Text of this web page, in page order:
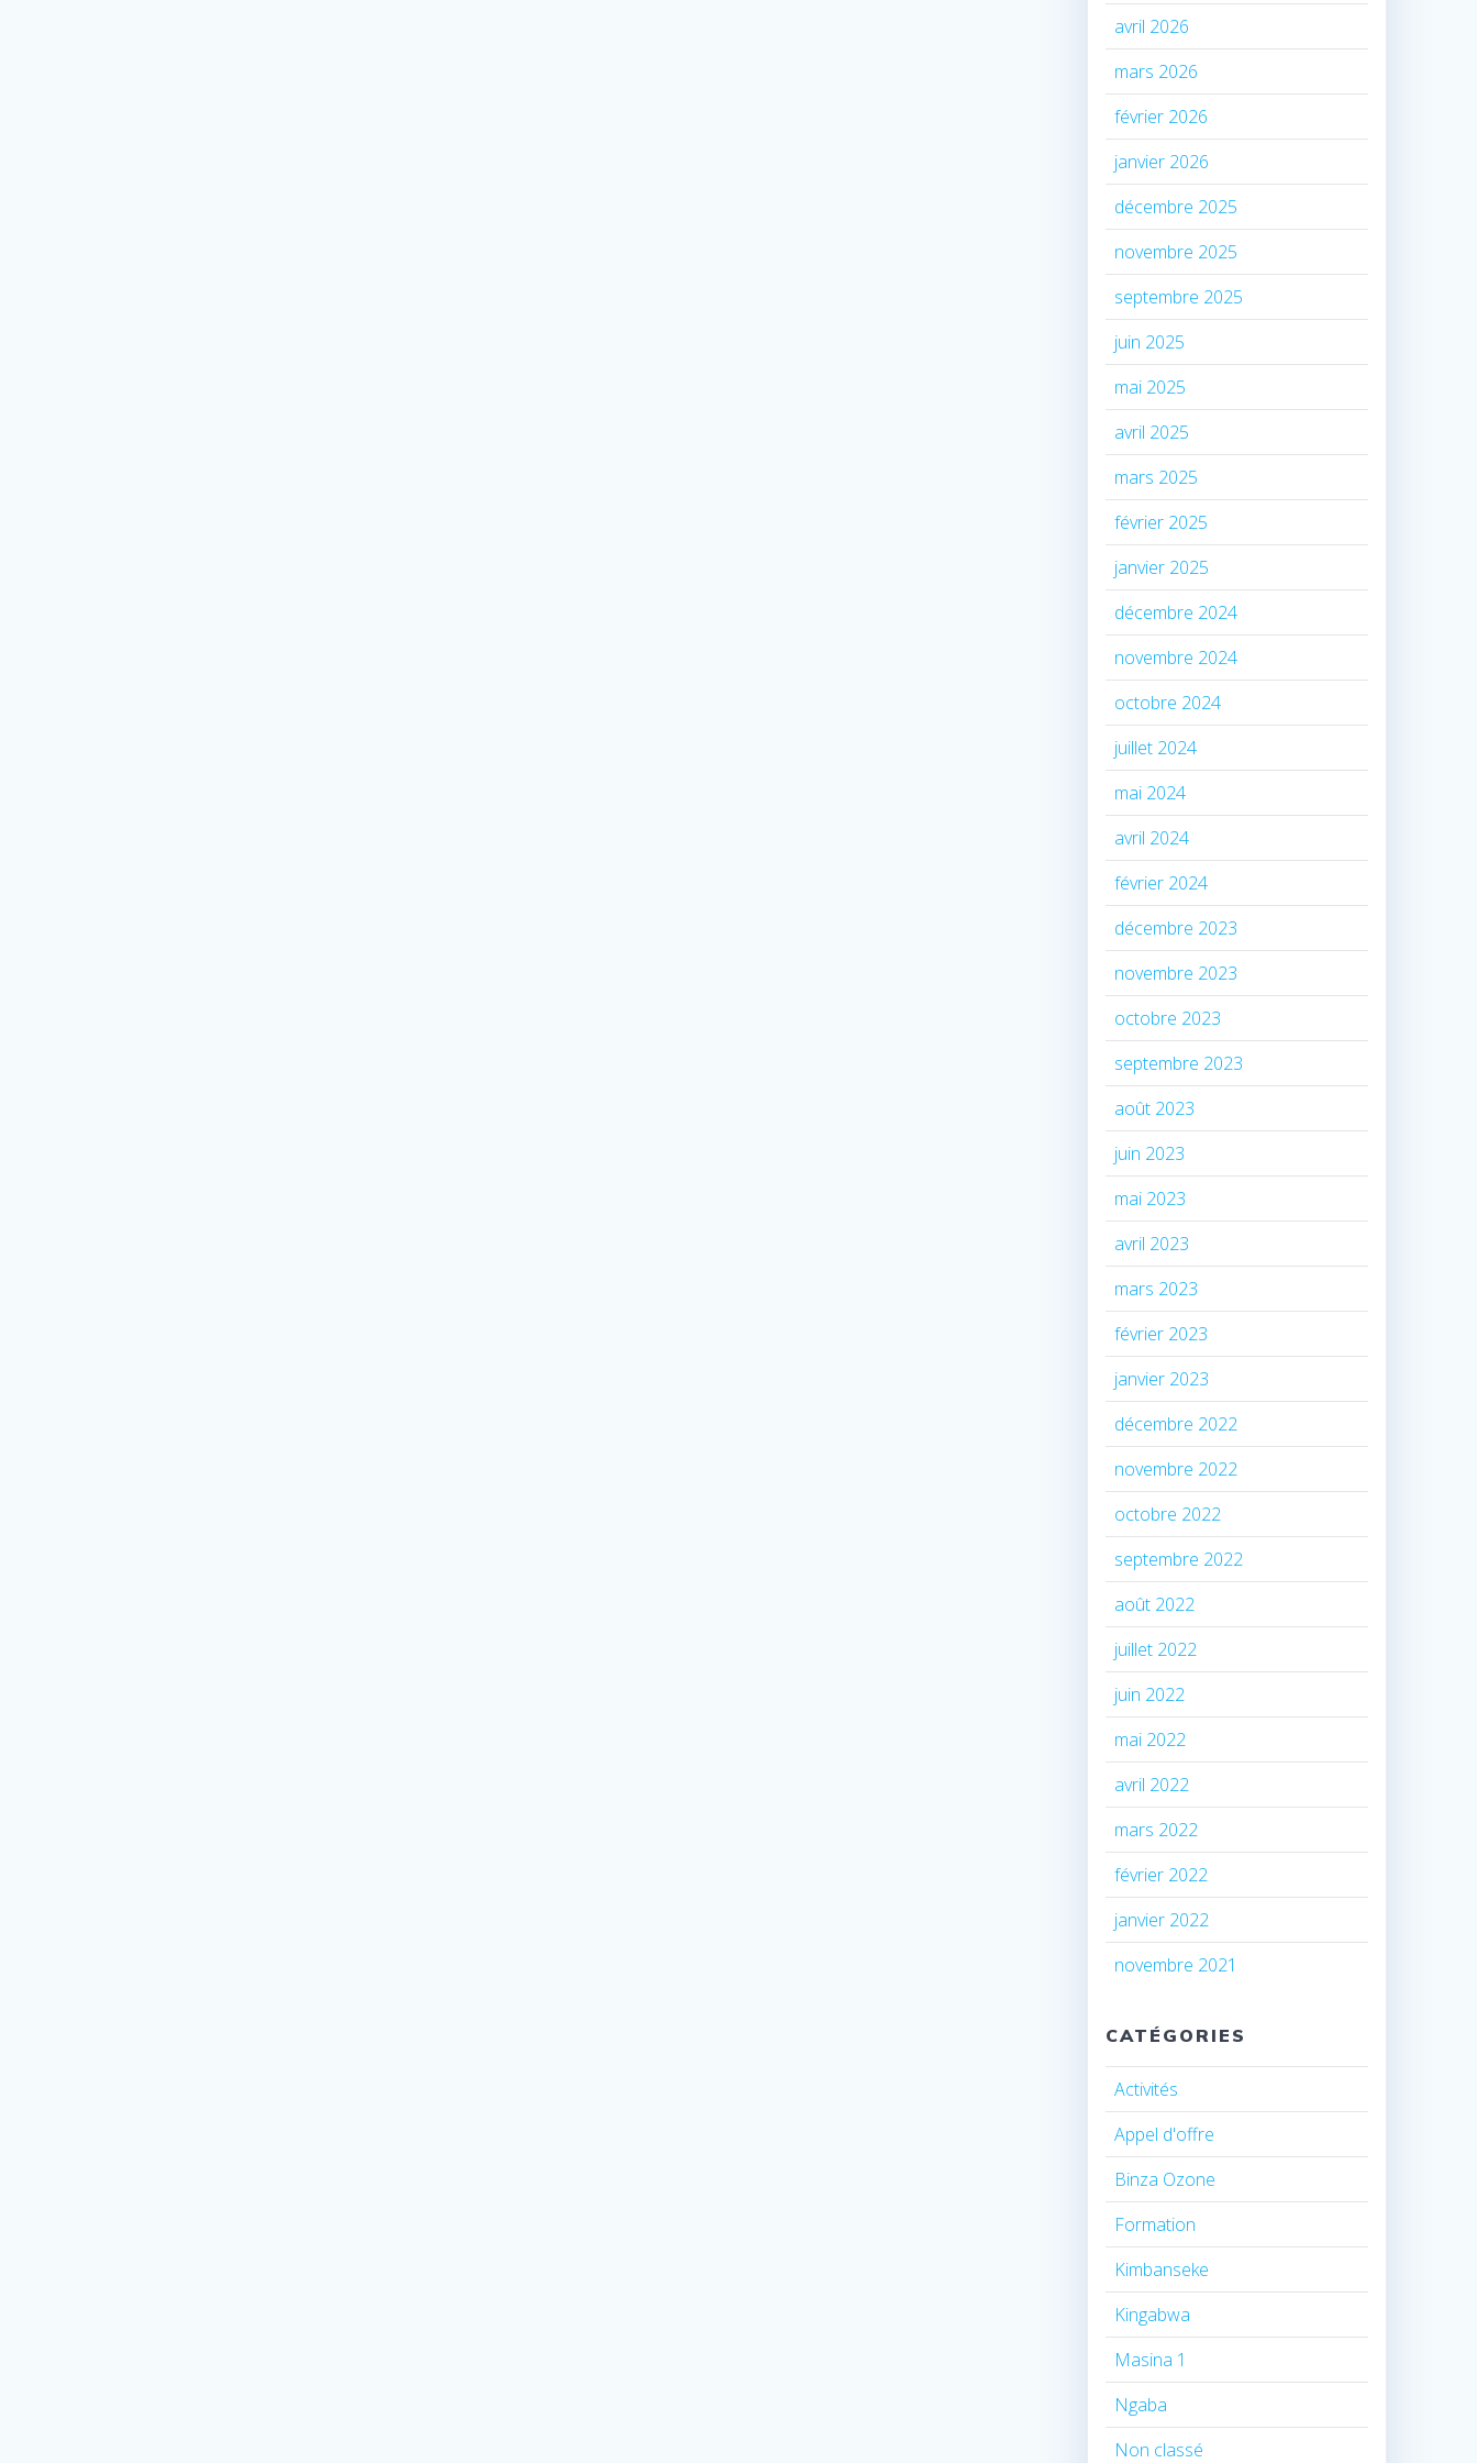
avril 2026
mars 2026
février 2026
janvier 2026
décembre 2025
novembre 2025
septembre 2025
juin 2025
mai 2025
avril 2025
mars 2025
février 2025
janvier 2025
décembre 2024
novembre 2024
octobre 2024
juillet 2024
mai 2024
avril 2024
février 2024
décembre 2023
novembre 2023
octobre 2023
septembre 2023
août 2023
juin 2023
mai 2023
avril 2023
mars 2023
février 2023
janvier 2023
décembre 2022
novembre 2022
octobre 2022
septembre 2022
août 2022
juillet 2022
juin 2022
mai 2022
avril 2022
mars 2022
février 2022
janvier 2022
novembre 2021
CATÉGORIES
Activités
Appel d'offre
Binza Ozone
Formation
Kimbanseke
Kingabwa
Masina 1
Ngaba
Non classé